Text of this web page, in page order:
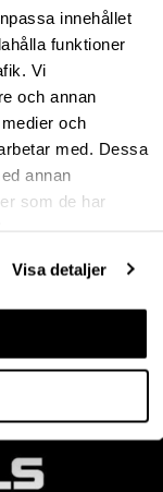
innehållet
funktioner
Vi
och annan
och
med. Dessa
annan
som de har
Visa detaljer